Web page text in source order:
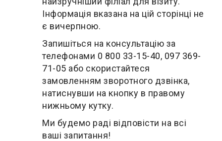
Інформація вказана на цій сторінці не
є вичерпною.
Запишіться на консультацію за
телефонами 0 800 33-15-40, 097 369-
71-05 або скористайтеся
замовленням зворотного дзвінка,
натиснувши на кнопку в правому
нижньому кутку.
Ми будемо раді відповісти на всі
ваші запитання!